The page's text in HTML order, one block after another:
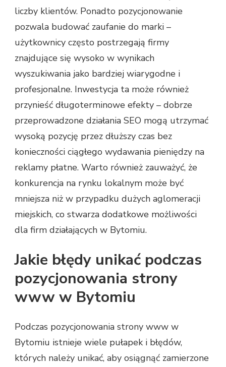
liczby klientów. Ponadto pozycjonowanie
pozwala budować zaufanie do marki –
użytkownicy często postrzegają firmy
znajdujące się wysoko w wynikach
wyszukiwania jako bardziej wiarygodne i
profesjonalne. Inwestycja ta może również
przynieść długoterminowe efekty – dobrze
przeprowadzone działania SEO mogą utrzymać
wysoką pozycję przez dłuższy czas bez
konieczności ciągłego wydawania pieniędzy na
reklamy płatne. Warto również zauważyć, że
konkurencja na rynku lokalnym może być
mniejsza niż w przypadku dużych aglomeracji
miejskich, co stwarza dodatkowe możliwości
dla firm działających w Bytomiu.
Jakie błędy unikać podczas
pozycjonowania strony
www w Bytomiu
Podczas pozycjonowania strony www w
Bytomiu istnieje wiele pułapek i błędów,
których należy unikać, aby osiągnąć zamierzone